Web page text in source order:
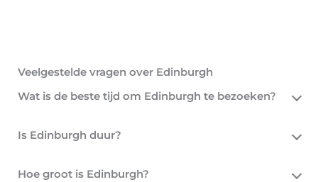
Veelgestelde vragen over Edinburgh
Wat is de beste tijd om Edinburgh te bezoeken?
Is Edinburgh duur?
Hoe groot is Edinburgh?